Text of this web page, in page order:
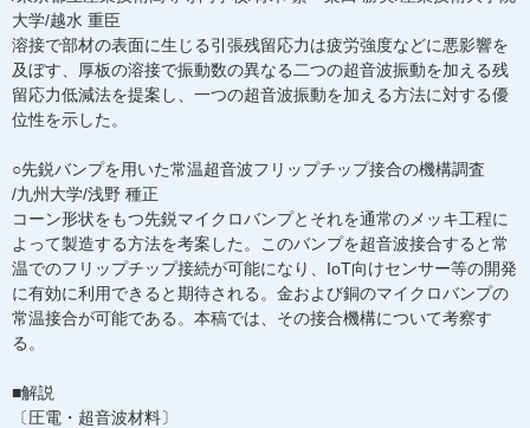
大学/越水 重臣
溶接で部材の表面に生じる引張残留応力は疲労強度などに悪影響を
及ぼす、厚板の溶接で振動数の異なる二つの超音波振動を加える残
留応力低減法を提案し、一つの超音波振動を加える方法に対する優
位性を示した。
○先鋭バンプを用いた常温超音波フリップチップ接合の機構調査
/九州大学/浅野 種正
コーン形状をもつ先鋭マイクロバンプとそれを通常のメッキ工程に
よって製造する方法を考案した。このバンプを超音波接合すると常
温でのフリップチップ接続が可能になり、IoT向けセンサー等の開発
に有効に利用できると期待される。金および銅のマイクロバンプの
常温接合が可能である。本稿では、その接合機構について考察す
る。
■解説
〔圧電・超音波材料〕